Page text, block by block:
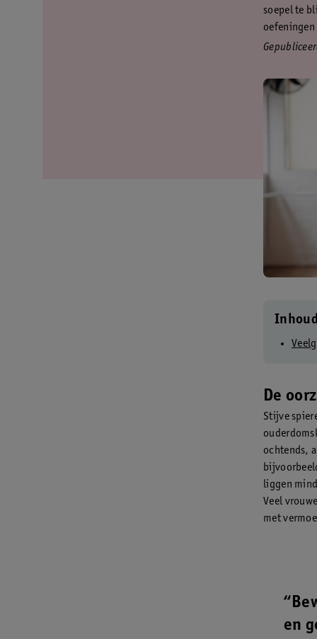
soepel te
oefeningen
De
Stijve
ochtends,
liggen
Veel
met
en